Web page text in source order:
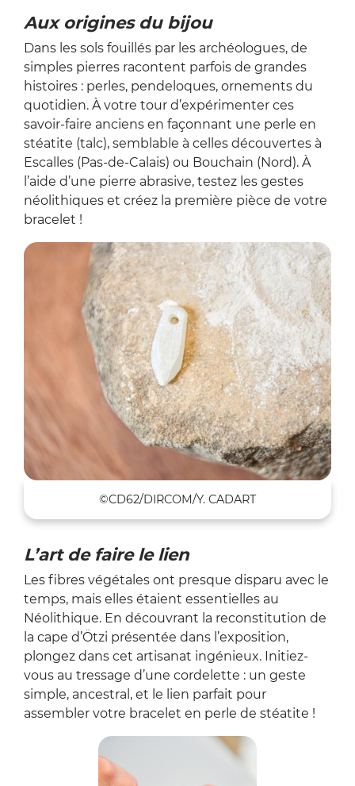
Aux origines du bijou
Dans les sols fouillés par les archéologues, de
simples pierres racontent parfois de grandes
histoires : perles, pendeloques, ornements du
quotidien. À votre tour d’expérimenter ces
savoir-faire anciens en façonnant une perle en
stéatite (talc), semblable à celles découvertes à
Escalles (Pas-de-Calais) ou Bouchain (Nord). À
l’aide d’une pierre abrasive, testez les gestes
néolithiques et créez la première pièce de votre
bracelet !
©CD62/DIRCOM/Y. CADART
L’art de faire le lien
Les fibres végétales ont presque disparu avec le
temps, mais elles étaient essentielles au
Néolithique. En découvrant la reconstitution de
la cape d’Ötzi présentée dans l’exposition,
plongez dans cet artisanat ingénieux. Initiez-
vous au tressage d’une cordelette : un geste
simple, ancestral, et le lien parfait pour
assembler votre bracelet en perle de stéatite !